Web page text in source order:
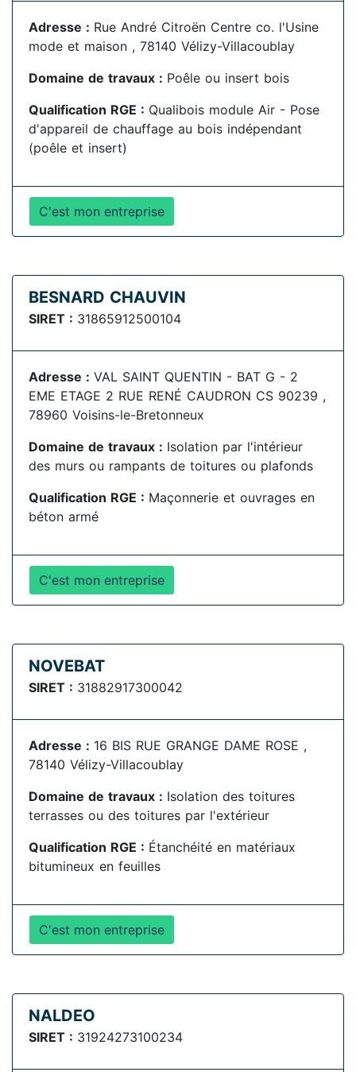
Adresse : Rue André Citroën Centre co. l'Usine
mode et maison , 78140 Vélizy-Villacoublay
Domaine de travaux : Poêle ou insert bois
Qualification RGE : Qualibois module Air - Pose
d'appareil de chauffage au bois indépendant
(poêle et insert)
C'est mon entreprise
BESNARD CHAUVIN
SIRET : 31865912500104
Adresse : VAL SAINT QUENTIN - BAT G - 2
EME ETAGE 2 RUE RENÉ CAUDRON CS 90239 ,
78960 Voisins-le-Bretonneux
Domaine de travaux : Isolation par l'intérieur
des murs ou rampants de toitures ou plafonds
Qualification RGE : Maçonnerie et ouvrages en
béton armé
C'est mon entreprise
NOVEBAT
SIRET : 31882917300042
Adresse : 16 BIS RUE GRANGE DAME ROSE ,
78140 Vélizy-Villacoublay
Domaine de travaux : Isolation des toitures
terrasses ou des toitures par l'extérieur
Qualification RGE : Étanchéité en matériaux
bitumineux en feuilles
C'est mon entreprise
NALDEO
SIRET : 31924273100234